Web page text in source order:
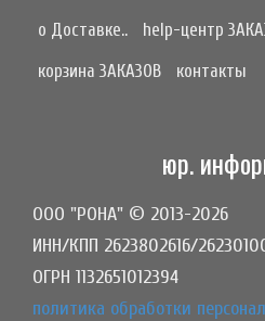
о Доставке..
help-центр
корзина ЗАКАЗОВ
контакты
юр.
ООО "РОНА" © 2013-2026
ИНН/КПП 2623802616/
ОГРН 1132651012394
политика обработки